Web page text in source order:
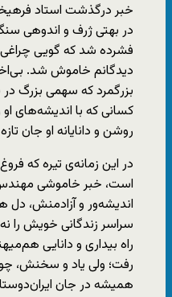
خبر درگذشت استاد
در بهتی ژرف و اندوهی
فشرده شد كه گويی چراغی
ديدگانم خاموش شد.
بزرگمرد كه سهمی بزرگ در
كسانی كه با انديشه‌های
روشن و دانايانه‌ او جان
در اين زمانه‌ی تيره كه فروغ
است، خبر خاموشی
انديشه‌ور و آزادمنش، دل
سراسر زندگانی خويش را
راه بيداری و دانايی
رفت؛ ولی ياد و سخنش،
هميشه در جان